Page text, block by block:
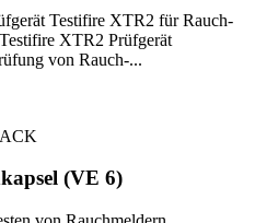
Testifire XTR2 für Rauch-
XTR2 Prüfgerät
von Rauch-...
(VE 6)